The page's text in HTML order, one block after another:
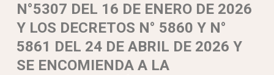
N°5307 DEL 16 DE ENERO DE 2026
Y LOS DECRETOS N° 5860 Y N°
5861 DEL 24 DE ABRIL DE 2026 Y
SE ENCOMIENDA A LA